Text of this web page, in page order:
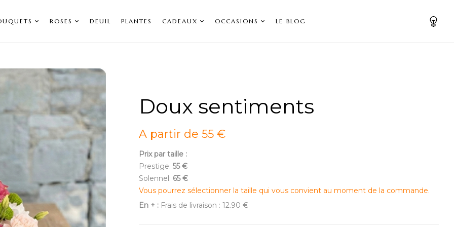
ROSES DEUIL PLANTES CADEAUX OCCASIONS LE BLOG
Doux sentiments
A partir de 55 €
Prix par taille :
Prestige: 55 €
Solennel: 65 €
Vous pourrez sélectionner la taille qui vous convient au moment de la commande.
En + : Frais de livraison : 12.90 €